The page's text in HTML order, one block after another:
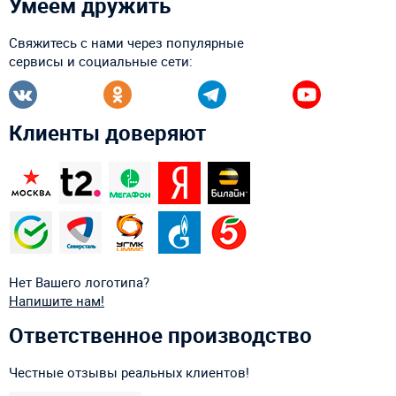
Свяжитесь с нами через популярные
сервисы и социальные сети:
Клиенты доверяют
Нет Вашего логотипа?
Напишите нам!
Ответственное производство
Честные отзывы реальных клиентов!